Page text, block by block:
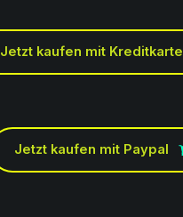
Jetzt kaufen mit Kreditkarte
Jetzt kaufen mit Paypal